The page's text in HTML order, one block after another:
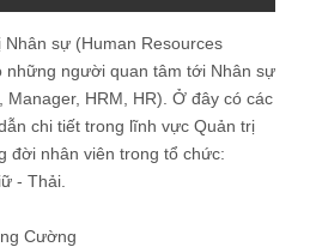
Nhân sự (Human Resources
những người quan tâm tới Nhân sự
HRM, HR). Ở đây có các
chi tiết trong lĩnh vực Quản trị
đời nhân viên trong tổ chức:
- Thải.
Cường